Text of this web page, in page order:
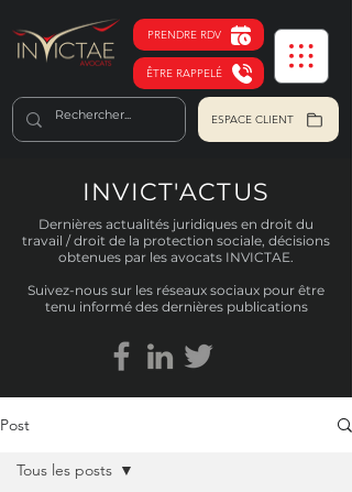
PRENDRE RDV
ÊTRE RAPPELÉ
ESPACE CLIENT
INVICT'ACTUS
Dernières actualités juridiques en droit du
travail / droit de la protection sociale, décisions
obtenues par les avocats INVICTAE.
Suivez-nous sur les réseaux sociaux pour être
tenu informé des dernières publications
Post
Tous les posts